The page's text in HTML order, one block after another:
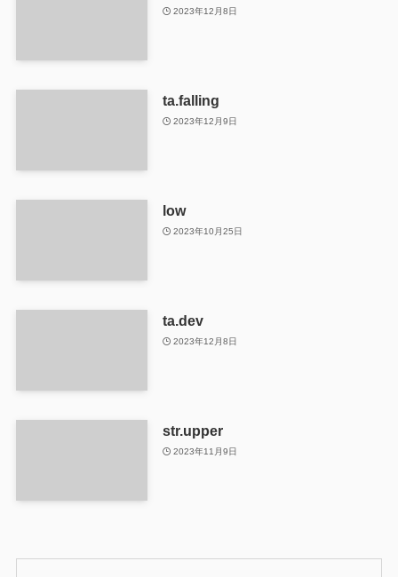
2023年12月8日
ta.falling
2023年12月9日
low
2023年10月25日
ta.dev
2023年12月8日
str.upper
2023年11月9日